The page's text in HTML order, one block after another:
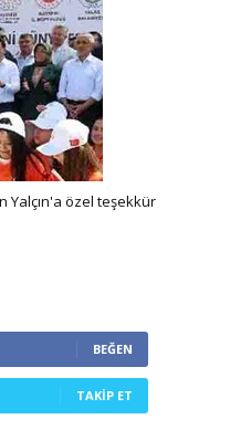
Yalçın'a özel teşekkür
BEĞEN
TAKİP ET